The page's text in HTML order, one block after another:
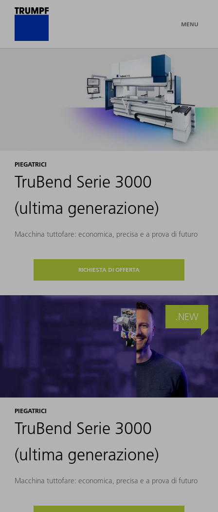
MENU
PIEGATRICI
TruBend Serie 3000
(ultima generazione)
Macchina tuttofare: economica, precisa e a prova di futuro
RICHIESTA DI OFFERTA
.NEW
PIEGATRICI
TruBend Serie 3000
(ultima generazione)
Macchina tuttofare: economica, precisa e a prova di futuro